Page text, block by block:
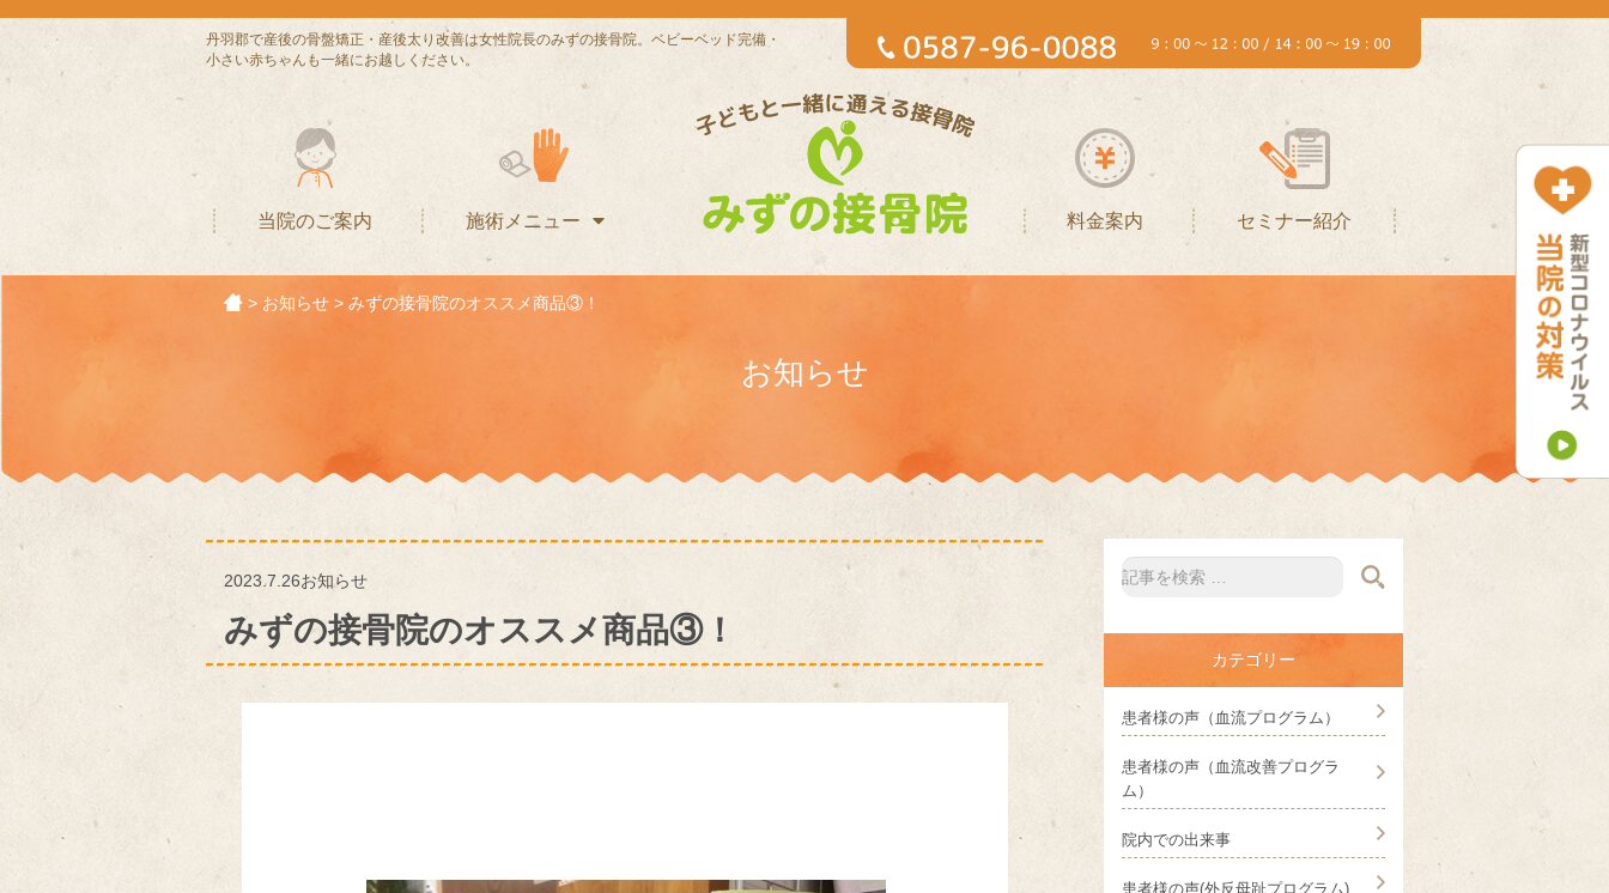
丹羽郡で産後の骨盤矯正・産後太り改善は女性院長のみずの接骨院。ベビーベッド完備・
小さい赤ちゃんも一緒にお越しください。
当院のご案内 施術メニュー 料金案内 セミナー紹介
> お知らせ >みずの接骨院のオススメ商品③！
お知らせ
2023.7.26お知らせ
みずの接骨院のオススメ商品③！
カテゴリー
患者様の声（血流プログラム）
患者様の声（血流改善プログラ
ム）
院内での出来事
患者様の声(外反母趾プログラム)